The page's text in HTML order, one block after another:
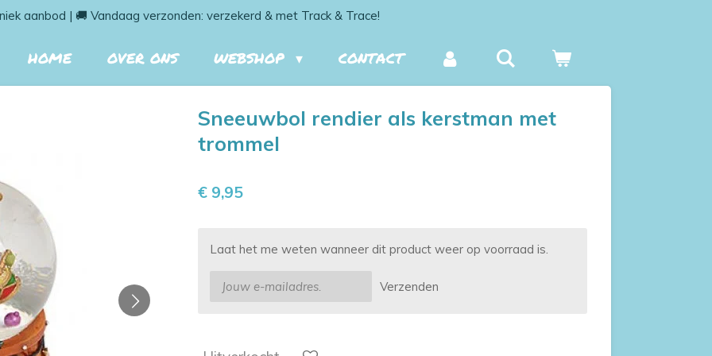
aanbod | 🚚 Vandaag verzonden: verzekerd & met Track & Trace!
HOME OVER ONS WEBSHOP CONTACT
Sneeuwbol rendier als kerstman met
trommel
€ 9,95
Laat het me weten wanneer dit product weer op voorraad is.
Verzenden